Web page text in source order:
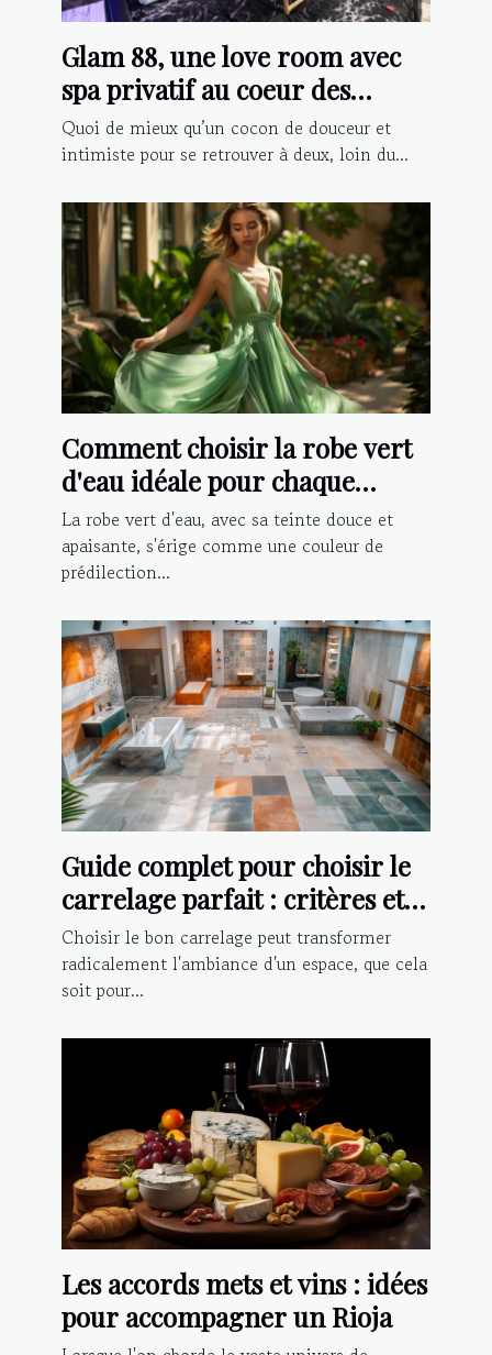
Glam 88, une love room avec
spa privatif au coeur des
Vosges
Quoi de mieux qu’un cocon de douceur et
intimiste pour se retrouver à deux, loin du...
Comment choisir la robe vert
d'eau idéale pour chaque
occasion ?
La robe vert d'eau, avec sa teinte douce et
apaisante, s'érige comme une couleur de
prédilection...
Guide complet pour choisir le
carrelage parfait : critères et
conseils d'installation
Choisir le bon carrelage peut transformer
radicalement l'ambiance d'un espace, que cela
soit pour...
Les accords mets et vins : idées
pour accompagner un Rioja